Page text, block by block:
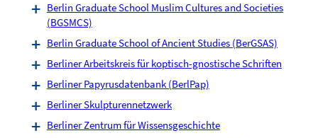
Berlin Graduate School Muslim Cultures and Societies
(BGSMCS)
Berlin Graduate School of Ancient Studies (BerGSAS)
Berliner Arbeitskreis für koptisch-gnostische Schriften
Berliner Papyrusdatenbank (BerlPap)
Berliner Skulpturennetzwerk
Berliner Zentrum für Wissensgeschichte